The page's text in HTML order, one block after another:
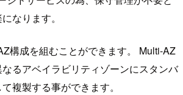
なります。
構成を組むことができます。 Multi-AZ
るアベイラビリティゾーンにスタンバ
複製する事ができます。